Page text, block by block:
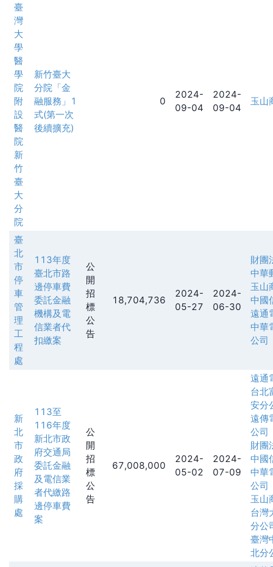
臺
灣
大
學
醫
學
院
附
設
醫
院
新
竹
臺
大
分
院
新竹臺大
分院「金
融服務」1
式(第一次
後續擴充)
0
2024-
09-04
2024-
09-04
玉山
臺
北
市
停
車
管
理
工
程
處
113年度
臺北市路
邊停車費
委託金融
機構及電
信業者代
扣繳案
公
開
招
標
公
告
18,704,736
2024-
05-27
2024-
06-30
財團
中華
玉山
中國
遠通
中華
公司
新
北
市
政
府
採
購
處
113至
116年度
新北市政
府交通局
委託金融
及電信業
者代繳路
邊停車費
案
公
開
招
標
公
告
67,008,000
2024-
05-02
2024-
07-09
遠通
台北
安分
遠傳
公司
財團
中國
中華
公司
玉山
台灣
分公
臺灣
北分